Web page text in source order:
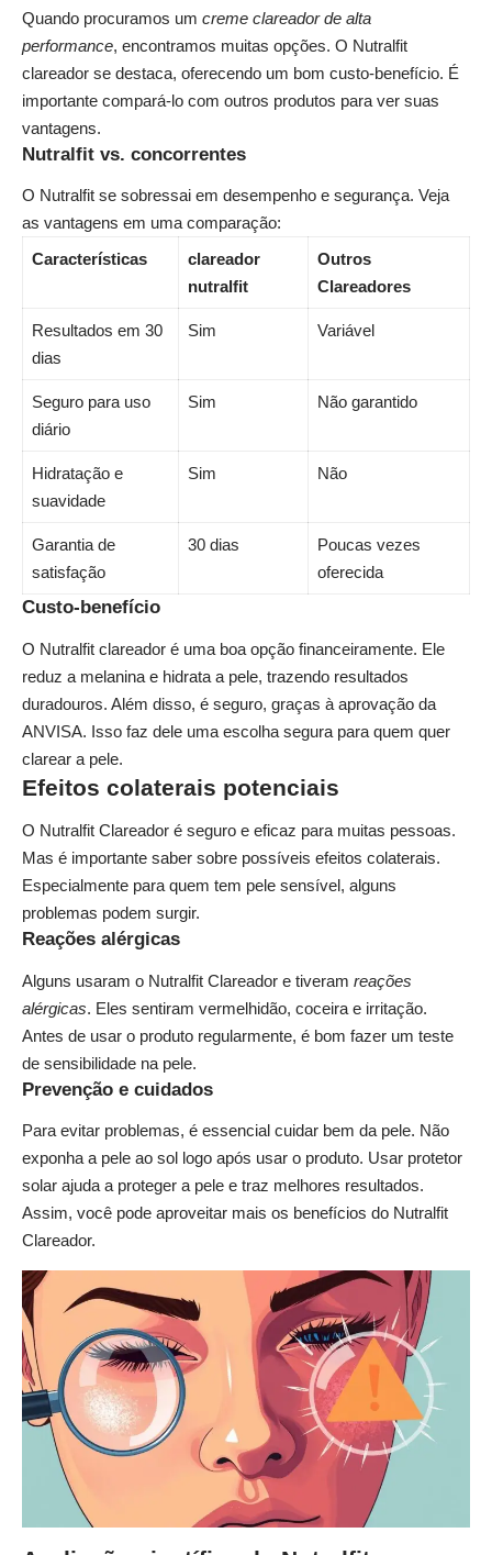
Quando procuramos um creme clareador de alta
performance, encontramos muitas opções. O Nutralfit
clareador se destaca, oferecendo um bom custo-benefício. É
importante compará-lo com outros produtos para ver suas
vantagens.
Nutralfit vs. concorrentes
O Nutralfit se sobressai em desempenho e segurança. Veja
as vantagens em uma comparação:
Características
clareador
nutralfit
Outros
Clareadores
Resultados em 30
dias
Sim Variável
Seguro para uso
diário
Sim Não garantido
Hidratação e
suavidade
Sim Não
Garantia de
satisfação
30 dias
Poucas vezes
oferecida
Custo-benefício
O Nutralfit clareador é uma boa opção financeiramente. Ele
reduz a melanina e hidrata a pele, trazendo resultados
duradouros. Além disso, é seguro, graças à aprovação da
ANVISA. Isso faz dele uma escolha segura para quem quer
clarear a pele.
Efeitos colaterais potenciais
O Nutralfit Clareador é seguro e eficaz para muitas pessoas.
Mas é importante saber sobre possíveis efeitos colaterais.
Especialmente para quem tem pele sensível, alguns
problemas podem surgir.
Reações alérgicas
Alguns usaram o Nutralfit Clareador e tiveram reações
alérgicas. Eles sentiram vermelhidão, coceira e irritação.
Antes de usar o produto regularmente, é bom fazer um teste
de sensibilidade na pele.
Prevenção e cuidados
Para evitar problemas, é essencial cuidar bem da pele. Não
exponha a pele ao sol logo após usar o produto. Usar protetor
solar ajuda a proteger a pele e traz melhores resultados.
Assim, você pode aproveitar mais os benefícios do Nutralfit
Clareador.